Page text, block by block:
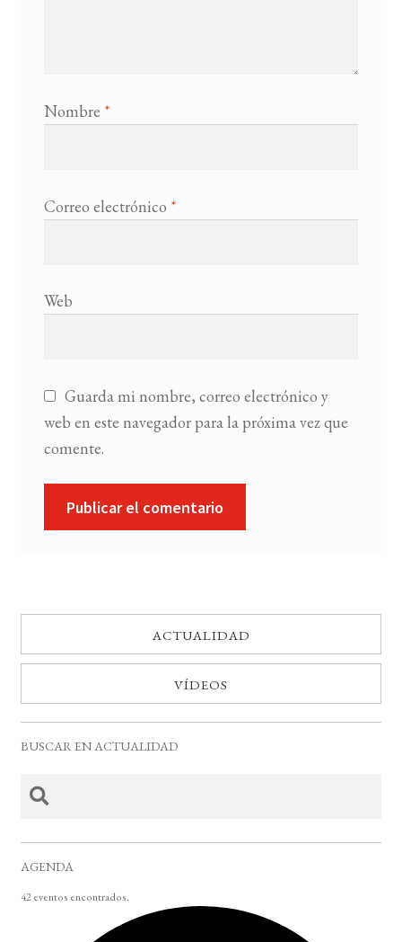
Nombre *
Correo electrónico *
Web
Guarda mi nombre, correo electrónico y
web en este navegador para la próxima vez que
comente.
ACTUALIDAD
VÍDEOS
BUSCAR EN ACTUALIDAD
AGENDA
42 eventos encontrados.